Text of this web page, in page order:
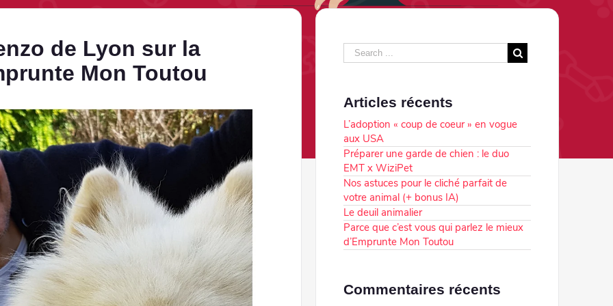
de Lyon sur la
Mon Toutou
Articles récents
L’adoption « coup de coeur » en vogue
aux USA
Préparer une garde de chien : le duo
EMT x WiziPet
Nos astuces pour le cliché parfait de
votre animal (+ bonus IA)
Le deuil animalier
Parce que c’est vous qui parlez le mieux
d’Emprunte Mon Toutou
Commentaires récents